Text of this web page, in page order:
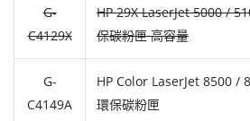
G-
C4129X
HP 29X LaserJet 5000 /
保碳粉匣 高容量
G-
C4149A
HP Color LaserJet 8500 /
環保碳粉匣